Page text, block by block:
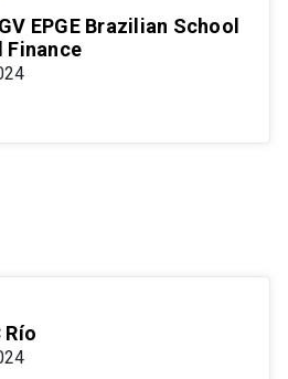
EPGE Brazilian School
Finance
Río